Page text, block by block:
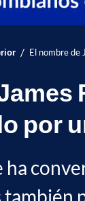
/ El nombre de
por
ha